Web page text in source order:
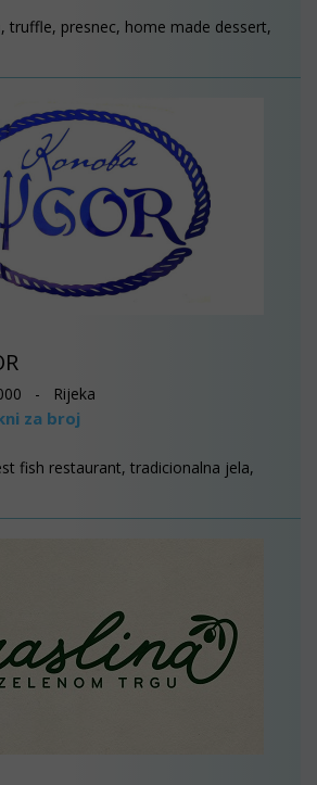
truffle, presnec, home made dessert,
- Rijeka
za broj
fish restaurant, tradicionalna jela,